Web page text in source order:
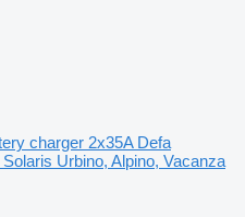
charger 2x35A Defa
Urbino, Alpino, Vacanza